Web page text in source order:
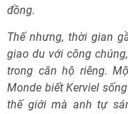
đồng.
Thế nhưng, thời gian
giao du với công
trong căn hộ riêng.
Monde biết Kerviel
thế giới mà anh tự